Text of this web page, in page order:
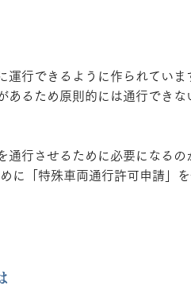
運行できるように作られてい
るため原則的には通行できな
通行させるために必要になる
に「特殊車両通行許可申請」を